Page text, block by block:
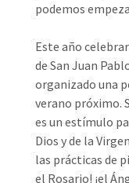
podemos
Este año
de San Juan
organizado una
verano próximo.
es un estímulo
Dios y de la
las prácticas de
el Rosario! ¡el